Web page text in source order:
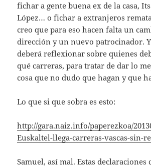
fichar a gente buena ex de la casa,
López… o fichar a extranjeros
creo que para eso hacen falta un
dirección y un nuevo patrocinador.
deberá reflexionar sobre quienes
qué carreras, para tratar de dar lo
cosa que no dudo que hagan y que
Lo que si que sobra es esto:
http://gara.naiz.info/paperezkoa/
Euskaltel-llega-carreras-vascas-sin-
Samuel, así mal. Estas declaraciones